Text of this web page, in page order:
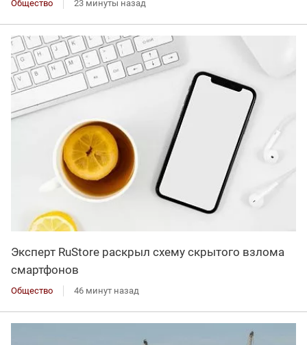
Общество 23 минуты назад
Эксперт RuStore раскрыл схему скрытого взлома
смартфонов
Общество 46 минут назад